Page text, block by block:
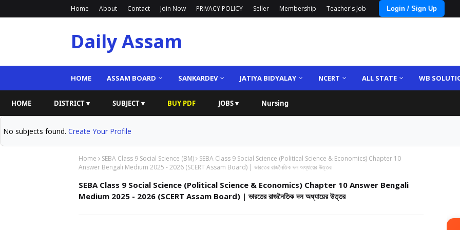
Home About Contact Join Now PRIVACY POLICY Seller Membership Teacher's Job Login / Sign Up
Daily Assam
HOME ASSAM BOARD SANKARDEV JATIYA BIDYALAY NCERT ALL STATE WB
HOME DISTRICT ▾ SUBJECT ▾ BUY PDF JOBS ▾ Nursing
No subjects found. Create Your Profile
Home SEBA Class 9 Social Science (BM)
SEBA Class 9 Social Science (Political Science & Economics) Chapter 10
Answer Bengali Medium 2025 - 2026 (SCERT Assam Board) | ভারতের রাজনৈতিক দল অধ্যায়ের উত্তর
SEBA Class 9 Social Science (Political Science & Economics) Chapter 10 Answer Bengali
Medium 2025 - 2026 (SCERT Assam Board) | ভারতের রাজনৈতিক দল অধ্যায়ের উত্তর